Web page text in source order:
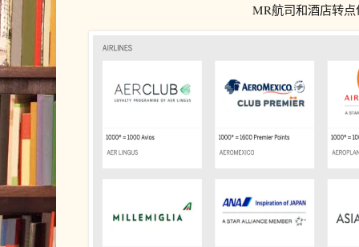
MR航司和酒店转